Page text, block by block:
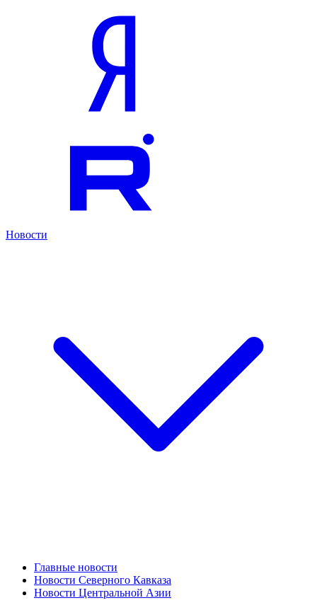
Новости
Главные новости
Новости Северного Кавказа
Новости Центральной Азии